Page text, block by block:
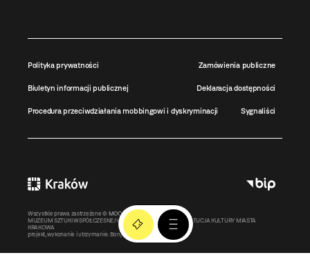
Polityka prywatności Zamówienia publiczne
Biuletyn informacji publicznej Deklaracja dostępności
Procedura przeciwdziałania mobbingowi i dyskryminacji Sygnaliści
Wszystkie prawa zastrzeżone © MOCAK2011-2026
MUZEUM SZTUKI WSPÓŁCZESNEJ W KRAKOWIE MOCAK – INSTYTUCJA KULTURY MIASTA
KRAKOWA
projekt, wykonanie i utrzymanie: Bonjour.pl